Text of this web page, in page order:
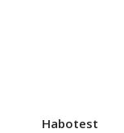
Habotest